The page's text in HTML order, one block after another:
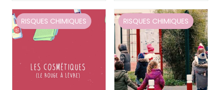
RISQUES CHIMIQUES RISQUES CHIMIQUES